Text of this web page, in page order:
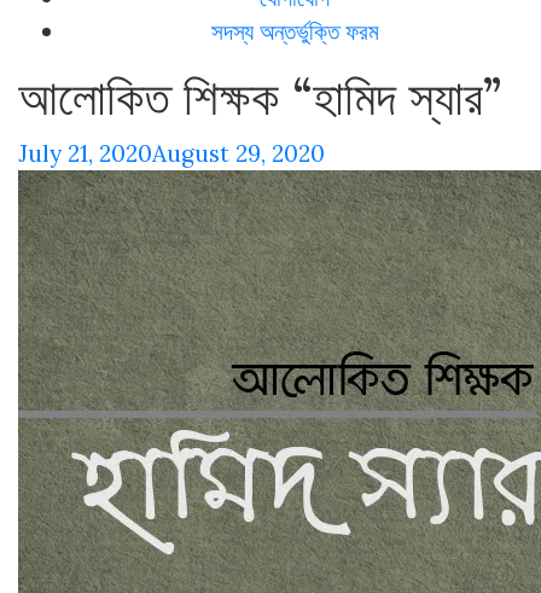
সদস্য অন্তর্ভুক্তি ফরম
আলোকিত শিক্ষক “হামিদ স্যার”
July 21, 2020August 29, 2020